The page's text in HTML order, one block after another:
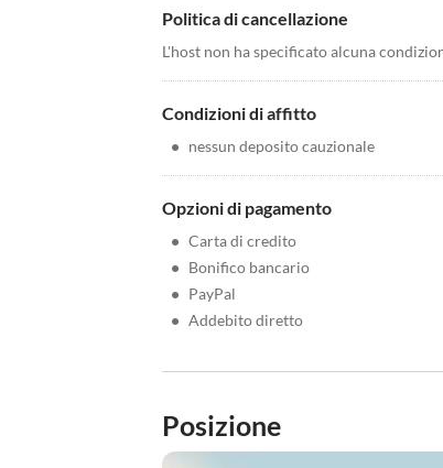
Politica di cancellazione
L'host non ha specificato alcuna
Condizioni di affitto
• nessun deposito cauzionale
Opzioni di pagamento
• Carta di credito
• Bonifico bancario
• PayPal
• Addebito diretto
Posizione